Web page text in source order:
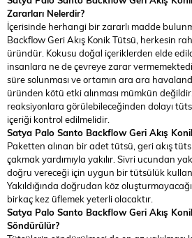
Zararları Nelerdir?
İçerisinde herhangi bir zararlı madde
Backflow Geri Akış Konik Tütsü, herkesin
üründür. Kokusu doğal içeriklerden elde
insanlara ne de çevreye zarar
süre solunması ve ortamın ara ara
üründen kötü etki alınması mümkün
reaksiyonlara görülebileceğinden dolayı
içeriği kontrol edilmelidir.
Satya Palo Santo Backflow Geri Akış
Paketten alınan bir adet tütsü, geri akış
çakmak yardımıyla yakılır. Sivri ucundan
doğru vereceği için uygun bir tütsülük
Yakıldığında doğrudan köz
birkaç kez üflemek yeterli olacaktır.
Satya Palo Santo Backflow Geri Akış
Söndürülür?